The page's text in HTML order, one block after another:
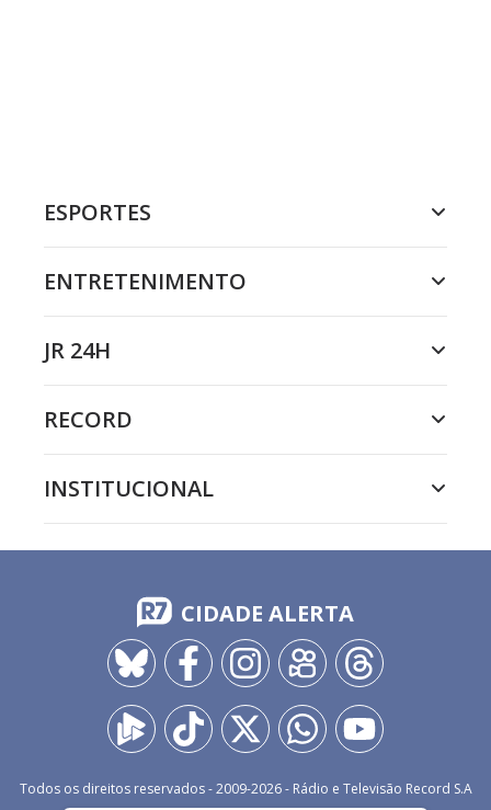
ESPORTES
ENTRETENIMENTO
JR 24H
RECORD
INSTITUCIONAL
CIDADE ALERTA
Todos os direitos reservados - 2009-2026- Rádio e Televisão Record S.A